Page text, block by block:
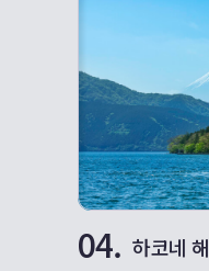
04. 하코네